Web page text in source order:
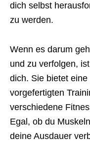
dich selbst
zu werden.
Wenn es darum
und zu verfolgen,
dich. Sie bietet
vorgefertigten
verschiedene
Egal, ob du
deine Ausdauer